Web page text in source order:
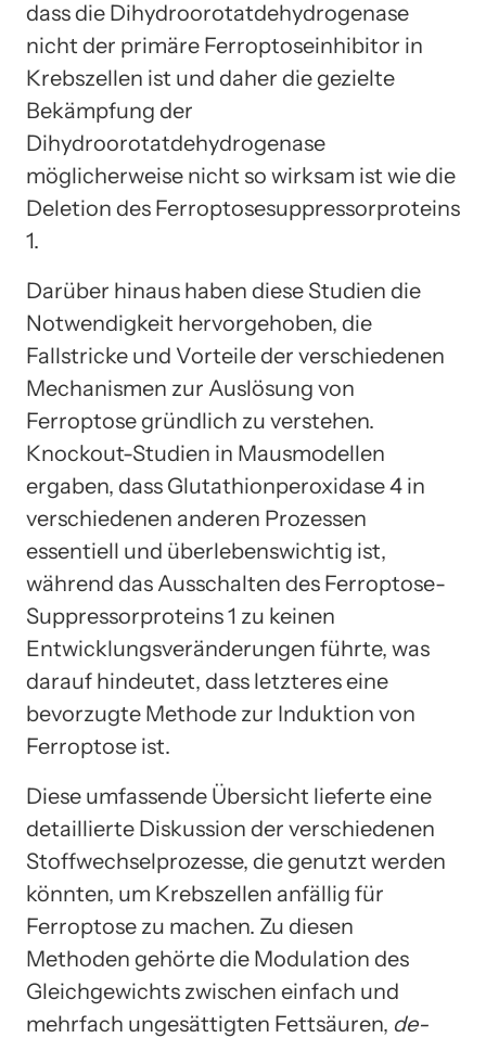
dass die Dihydroorotatdehydrogenase
nicht der primäre Ferroptoseinhibitor in
Krebszellen ist und daher die gezielte
Bekämpfung der
Dihydroorotatdehydrogenase
möglicherweise nicht so wirksam ist wie die
Deletion des Ferroptosesuppressorproteins
1.
Darüber hinaus haben diese Studien die
Notwendigkeit hervorgehoben, die
Fallstricke und Vorteile der verschiedenen
Mechanismen zur Auslösung von
Ferroptose gründlich zu verstehen.
Knockout-Studien in Mausmodellen
ergaben, dass Glutathionperoxidase 4 in
verschiedenen anderen Prozessen
essentiell und überlebenswichtig ist,
während das Ausschalten des Ferroptose-
Suppressorproteins 1 zu keinen
Entwicklungsveränderungen führte, was
darauf hindeutet, dass letzteres eine
bevorzugte Methode zur Induktion von
Ferroptose ist.
Diese umfassende Übersicht lieferte eine
detaillierte Diskussion der verschiedenen
Stoffwechselprozesse, die genutzt werden
könnten, um Krebszellen anfällig für
Ferroptose zu machen. Zu diesen
Methoden gehörte die Modulation des
Gleichgewichts zwischen einfach und
mehrfach ungesättigten Fettsäuren, de-